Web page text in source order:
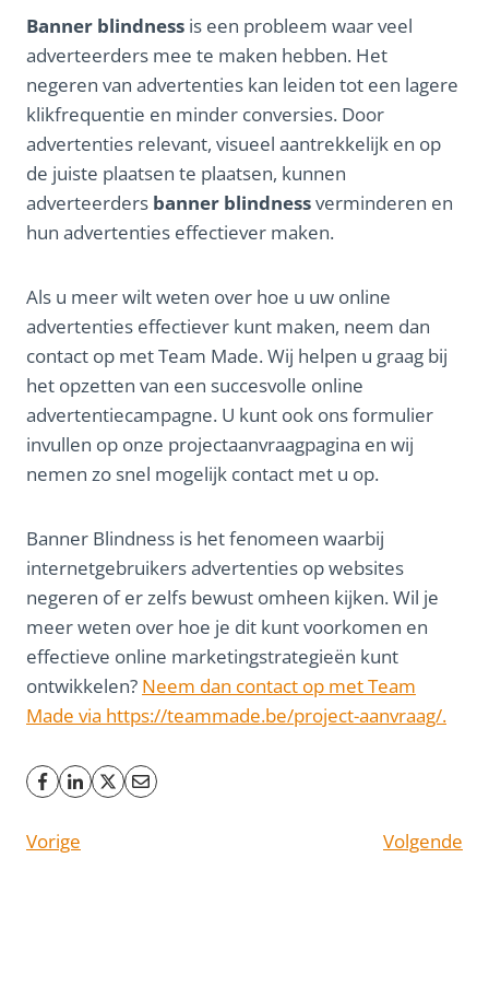
Banner blindness is een probleem waar veel
adverteerders mee te maken hebben. Het
negeren van advertenties kan leiden tot een lagere
klikfrequentie en minder conversies. Door
advertenties relevant, visueel aantrekkelijk en op
de juiste plaatsen te plaatsen, kunnen
adverteerders banner blindnessverminderen en
hun advertenties effectiever maken.
Als u meer wilt weten over hoe u uw online
advertenties effectiever kunt maken, neem dan
contact op met Team Made. Wij helpen u graag bij
het opzetten van een succesvolle online
advertentiecampagne. U kunt ook ons formulier
invullen op onze projectaanvraagpagina en wij
nemen zo snel mogelijk contact met u op.
Banner Blindness is het fenomeen waarbij
internetgebruikers advertenties op websites
negeren of er zelfs bewust omheen kijken. Wil je
meer weten over hoe je dit kunt voorkomen en
effectieve online marketingstrategieën kunt
ontwikkelen? Neem dan contact op met Team
Made via https://teammade.be/project-aanvraag/.
Vorige Volgende